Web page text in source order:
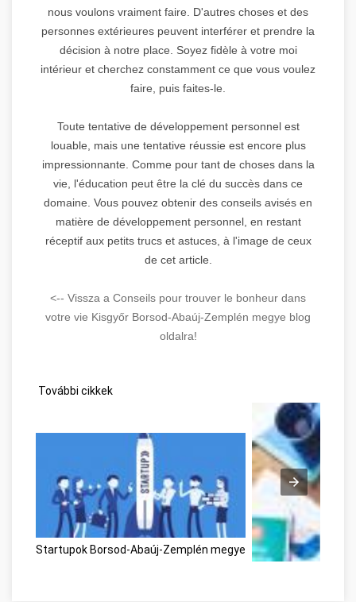
nous voulons vraiment faire. D'autres choses et des
personnes extérieures peuvent interférer et prendre la
décision à notre place. Soyez fidèle à votre moi
intérieur et cherchez constamment ce que vous voulez
faire, puis faites-le.
Toute tentative de développement personnel est
louable, mais une tentative réussie est encore plus
impressionnante. Comme pour tant de choses dans la
vie, l'éducation peut être la clé du succès dans ce
domaine. Vous pouvez obtenir des conseils avisés en
matière de développement personnel, en restant
réceptif aux petits trucs et astuces, à l'image de ceux
de cet article.
<-- Vissza a Conseils pour trouver le bonheur dans
votre vie Kisgyőr Borsod-Abaúj-Zemplén megye blog
oldalra!
További cikkek
Startupok Borsod-Abaúj-Zemplén megye